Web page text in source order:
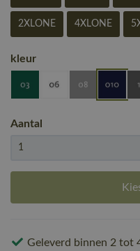
2XLONE 4XLONE
kleur
Aantal
Geleverd binnen 2 tot